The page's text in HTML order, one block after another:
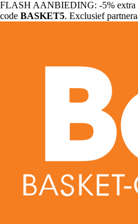
FLASH AANBIEDING: -5% extra
code BASKET5. Exclusief